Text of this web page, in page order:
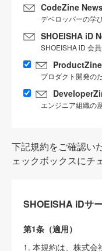
CodeZine
デベロッパーの学
SHOEISHA iD
SHOEISHA iD 会
プロダクト開発の
エンジニア組織の
下記規約をご確認い
ェックボックスにチ
SHOEISHA iDサ
第1条（適用）
1. 本規約は、株式会